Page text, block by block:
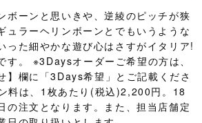
ボーンと思いきや、逆綾のピッチが狭
ュラーヘリンボーンとでもいうような
った細やかな遊び心はさすがイタリア!
す。 ※3Daysオーダーご希望の方は、
】欄に「3Days希望」とご記載くださ
料は、1枚あたり(税込)2,200円。18
の注文となります。また、担当店舗定